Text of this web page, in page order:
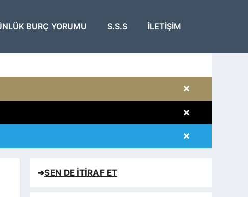
BURÇ YORUMU S.S.S İLETIŞIM
×
×
×
➔SEN DE İTİRAF ET